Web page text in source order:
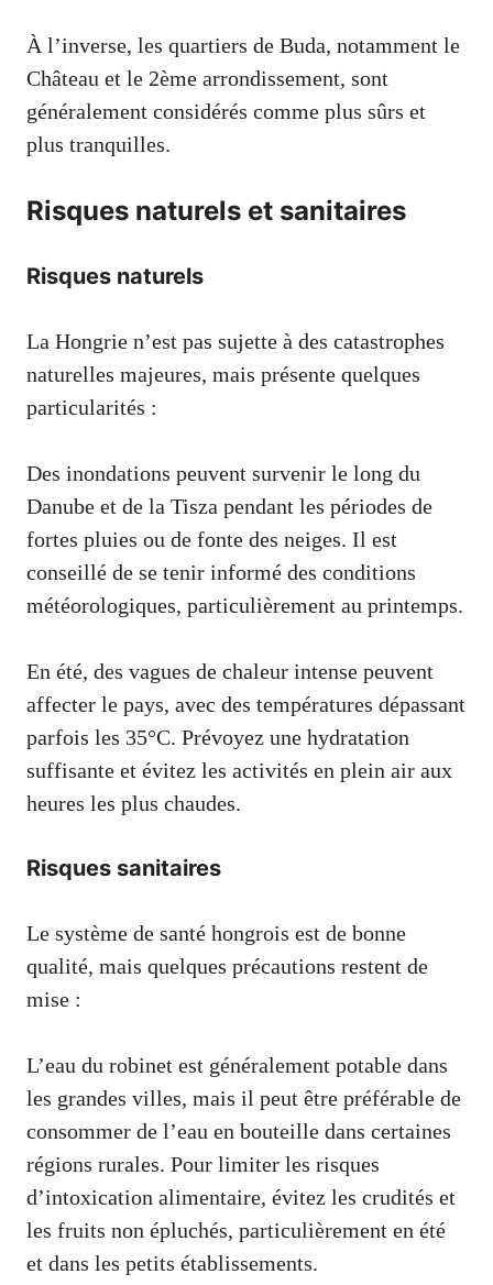
À l’inverse, les quartiers de Buda, notamment le
Château et le 2ème arrondissement, sont
généralement considérés comme plus sûrs et
plus tranquilles.
Risques naturels et sanitaires
Risques naturels
La Hongrie n’est pas sujette à des catastrophes
naturelles majeures, mais présente quelques
particularités :
Des inondations peuvent survenir le long du
Danube et de la Tisza pendant les périodes de
fortes pluies ou de fonte des neiges. Il est
conseillé de se tenir informé des conditions
météorologiques, particulièrement au printemps.
En été, des vagues de chaleur intense peuvent
affecter le pays, avec des températures dépassant
parfois les 35°C. Prévoyez une hydratation
suffisante et évitez les activités en plein air aux
heures les plus chaudes.
Risques sanitaires
Le système de santé hongrois est de bonne
qualité, mais quelques précautions restent de
mise :
L’eau du robinet est généralement potable dans
les grandes villes, mais il peut être préférable de
consommer de l’eau en bouteille dans certaines
régions rurales. Pour limiter les risques
d’intoxication alimentaire, évitez les crudités et
les fruits non épluchés, particulièrement en été
et dans les petits établissements.